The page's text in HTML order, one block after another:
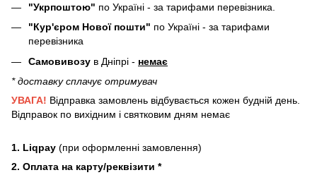
"Укрпоштою" по Україні - за тарифами перевізника.
"Кур'єром Нової пошти" по Україні - за тарифами
перевізника
Самовивозу в Дніпрі - немає
* доставку сплачує отримувач
УВАГА! Відправка замовлень відбувається кожен будній день.
Відправок по вихідним і святковим дням немає
1. Liqpay (при оформленні замовлення)
2. Оплата на карту/реквізити *